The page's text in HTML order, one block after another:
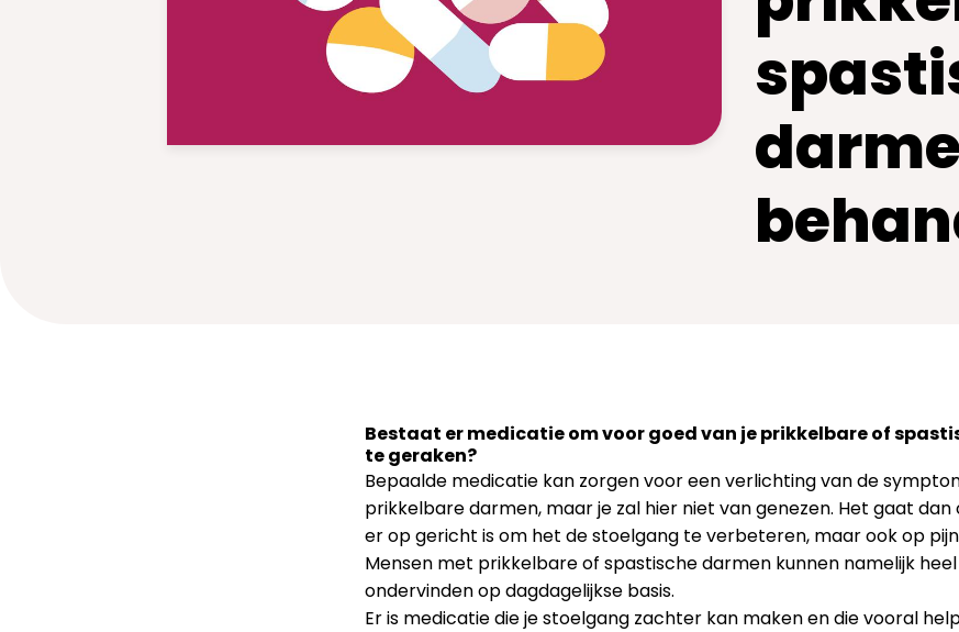
Bestaat er medicatie om voor goed van je prikkelbare of
te geraken?
Bepaalde medicatie kan zorgen voor een verlichting van de
prikkelbare darmen, maar je zal hier niet van genezen. Het gaat
er op gericht is om het de stoelgang te verbeteren, maar ook op
Mensen met prikkelbare of spastische darmen kunnen namelijk
ondervinden op dagdagelijkse basis.
Er is medicatie die je stoelgang zachter kan maken en die vooral